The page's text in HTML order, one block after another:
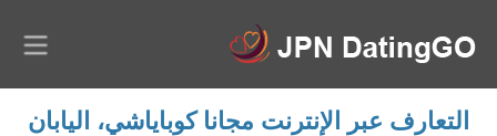
التعارف عبر الإنترنت مجانا كوباياشي، اليابان